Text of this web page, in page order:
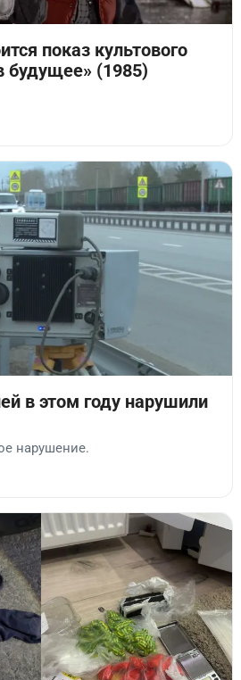
показ культового
будущее» (1985)
в этом году нарушили
нарушение.